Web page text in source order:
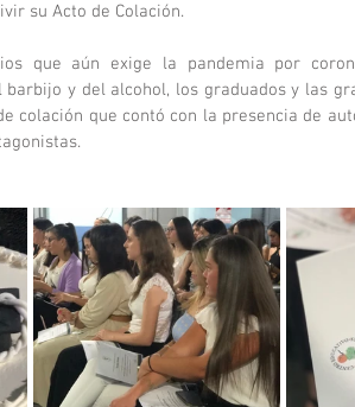
su Acto de Colación.
que aún exige la pandemia por
y del alcohol, los graduados y las
colación que contó con la presencia de